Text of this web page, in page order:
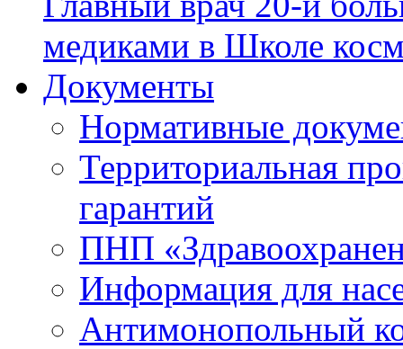
медиками в Школе
Документы
Нормативные
Территориальная
гарантий
ПНП
Информация для
Антимонопольный